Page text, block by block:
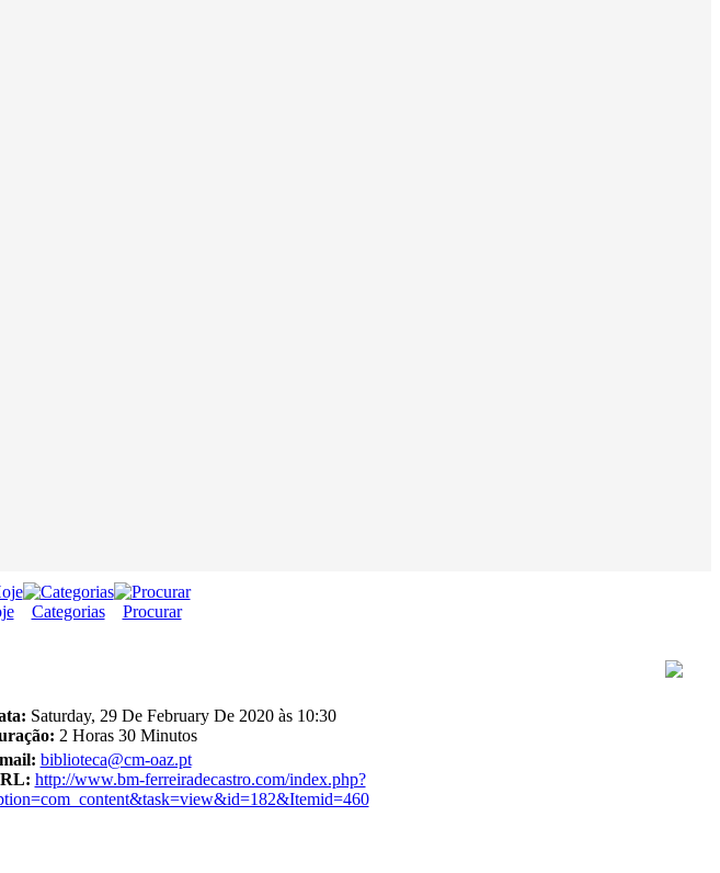
Categorias Procurar
Saturday, 29 De February De 2020 às 10:30
2 Horas 30 Minutos
biblioteca@cm-oaz.pt
http://www.bm-ferreiradecastro.com/index.php?